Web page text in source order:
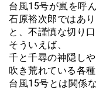
台風15号が嵐を呼
石原裕次郎ではあり
と、不謹慎な切り口
そういえば、
千と千尋の神隠し
吹き荒れている各種
台風15号とは関係